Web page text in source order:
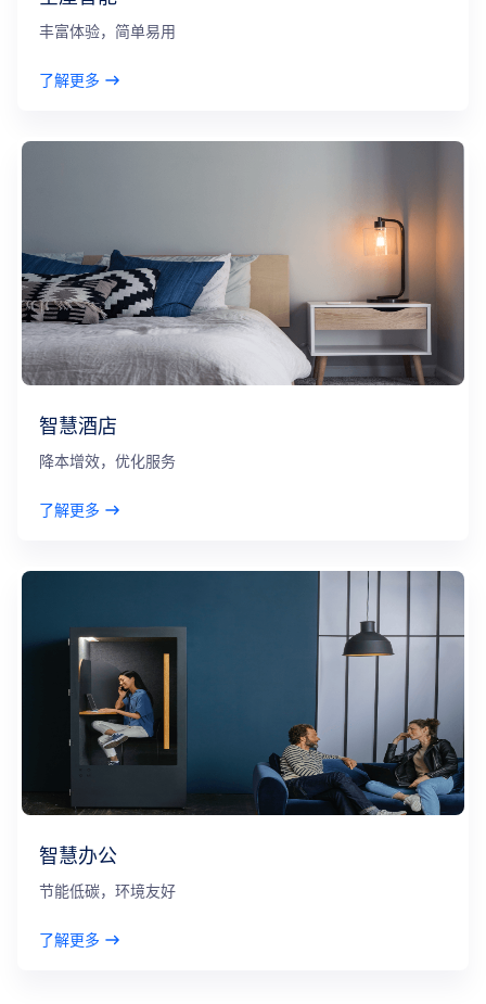
丰富体验，简单易用
了解更多
智慧酒店
降本增效，优化服务
了解更多
智慧办公
节能低碳，环境友好
了解更多